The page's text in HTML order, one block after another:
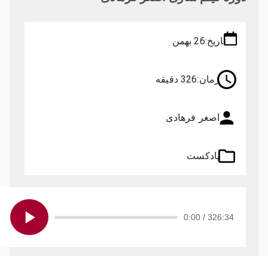
تاریخ:26 بهمن
زمان:326 دقیقه
اصغر فرهادی
پادکست
0:00 /326:34